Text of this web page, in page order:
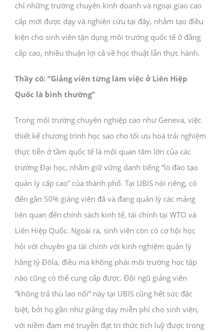
chỉ những trường chuyên kinh doanh và ngoại giao cao
cấp mới được dạy và nghiên cứu tại đây, nhằm tạo điều
kiện cho sinh viên tận dụng môi trường quốc tế ở đẳng
cấp cao, nhiều thuận lợi cả về học thuật lẫn thực hành.
Thầy cô: “Giảng viên từng làm việc ở Liên Hiệp
Quốc là bình thường”
Trong môi trường chuyên nghiệp cao như Geneva, việc
thiết kế chương trình học sao cho tối ưu hoá trải nghiệm
thực tiễn ở tầm quốc tế là mối quan tâm lớn của các
trường Đại học, nhằm giữ vững danh tiếng “lò đào tạo
quản lý cấp cao” của thành phố. Tại UBIS nói riêng, có
đến gần 50% giảng viên đã và đang quản lý các mảng
liên quan đến chính sách kinh tế, tài chính tại WTO và
Liên Hiệp Quốc. Ngoài ra, sinh viên còn có cơ hội học
hỏi với chuyên gia tài chính với kinh nghiệm quản lý
hằng tỷ Đôla, điều ma không phải môi trường học tập
nào cũng có thể cung cấp được. Đội ngũ giảng viên
“không trả thù lao nổi” này tại UBIS cũng hết sức đặc
biệt, bởi họ gần như giảng dạy miễn phí cho sinh viên,
với niềm đam mê truyền đạt tri thức tích luỹ được trong